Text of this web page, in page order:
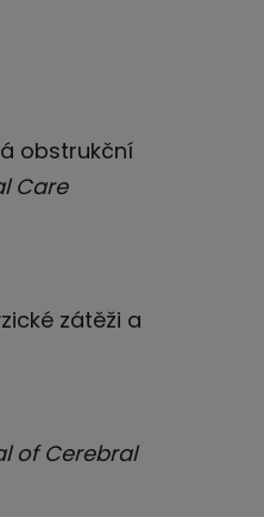
obstrukční
Care
zátěži a
of Cerebral